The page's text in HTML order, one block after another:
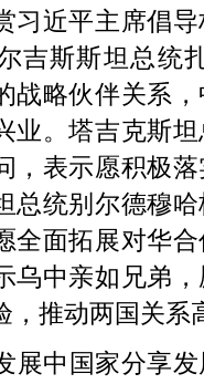
习近平主席倡
吉斯斯坦总统
战略伙伴关系
业。塔吉克斯
，表示愿积极
总统别尔德穆
全面拓展对华
乌中亲如兄弟
，推动两国关系
展中国家分享